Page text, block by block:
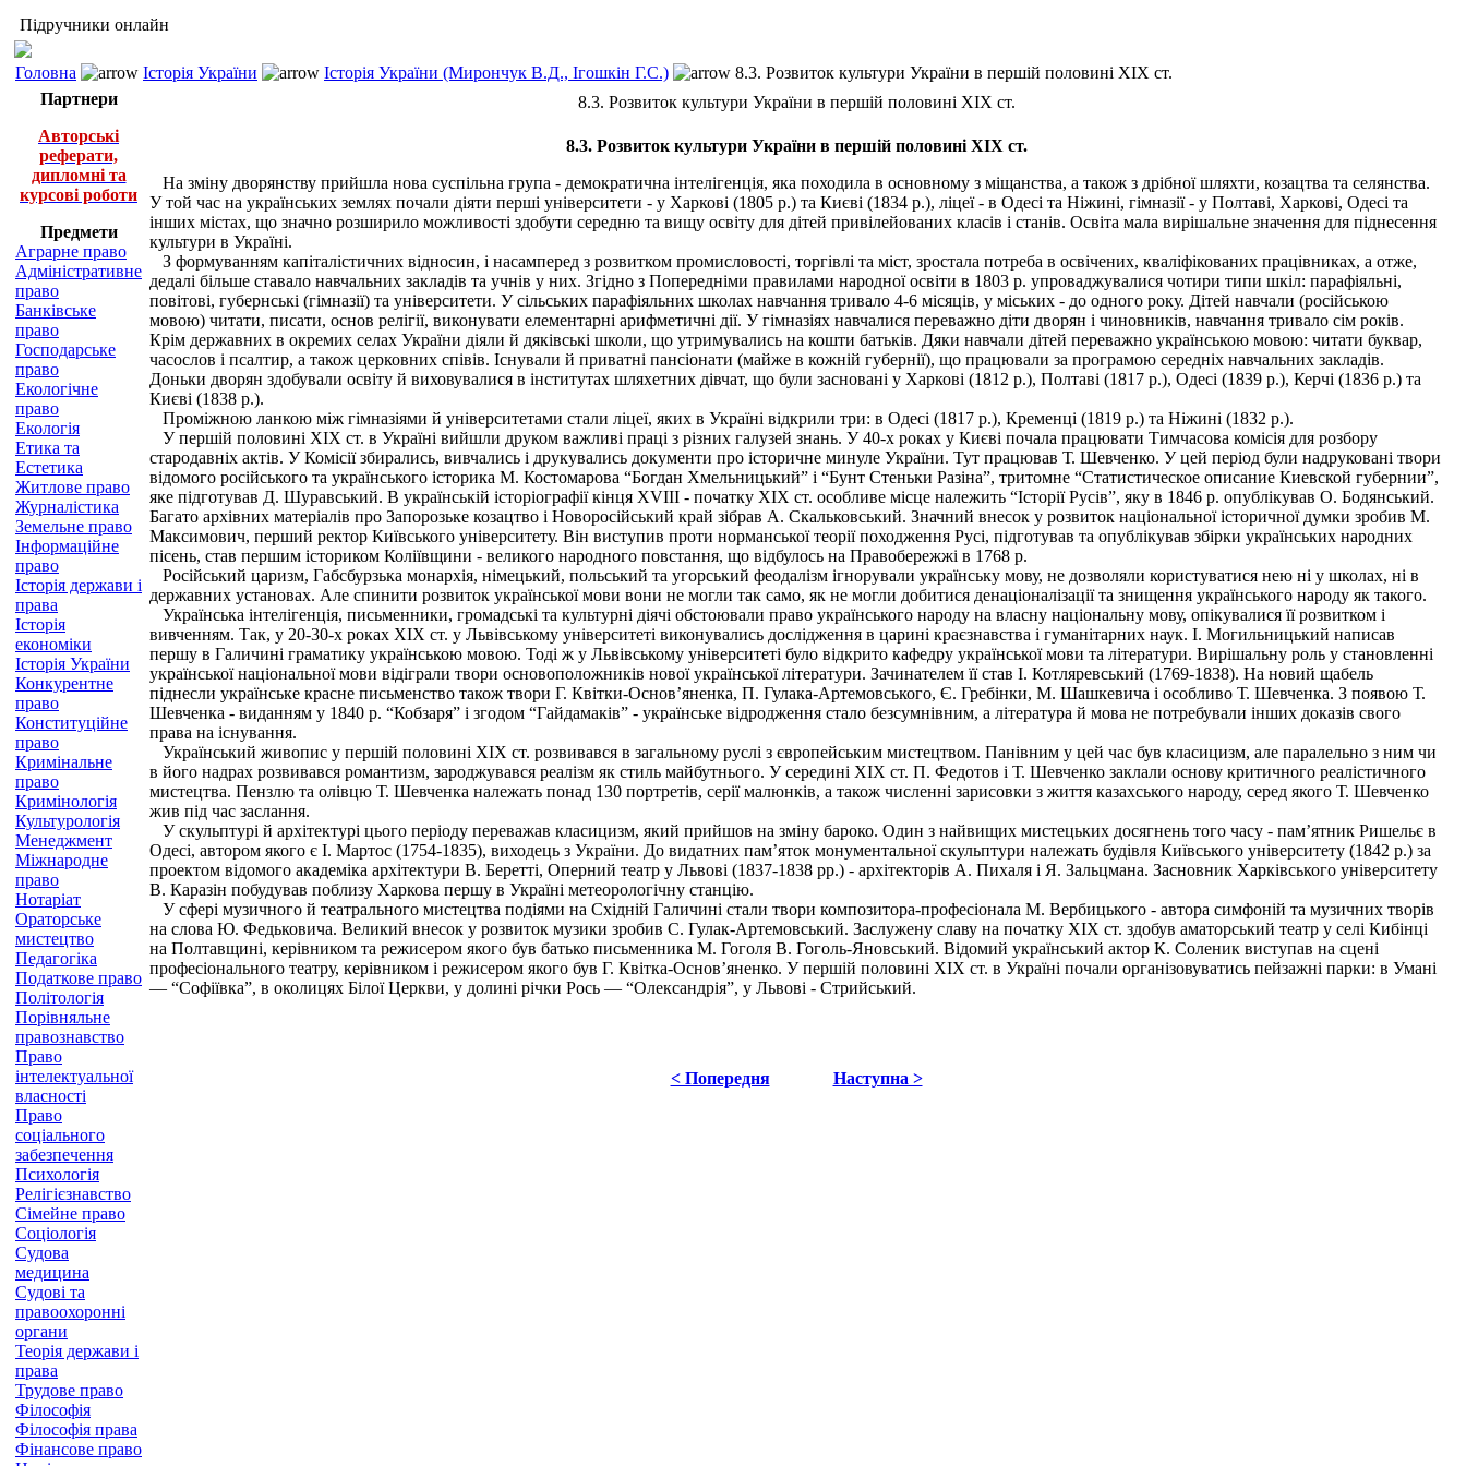
Підручники онлайн
Головна Історія України Історія України (Мирончук В.Д., Ігошкін Г.С.)
8.3. Розвиток культури України в першій половині ХІХ ст.
Партнери
Авторські
реферати,
дипломні та
курсові роботи
Предмети
Аграрне право
Адміністративне
право
Банківське
право
Господарське
право
Екологічне
право
Екологія
Етика та
Естетика
Житлове право
Журналістика
Земельне право
Інформаційне
право
Історія держави і
права
Історія
економіки
Історія України
Конкурентне
право
Конституційне
право
Кримінальне
право
Кримінологія
Культурологія
Менеджмент
Міжнародне
право
Нотаріат
Ораторське
мистецтво
Педагогіка
Податкове право
Політологія
Порівняльне
правознавство
Право
інтелектуальної
власності
Право
соціального
забезпечення
Психологія
Релігієзнавство
Сімейне право
Соціологія
Судова
медицина
Судові та
правоохоронні
органи
Теорія держави і
права
Трудове право
Філософія
Філософія права
Фінансове право
8.3. Розвиток культури України в першій половині ХІХ ст.
8.3. Розвиток культури України в першій половині ХІХ ст.
На зміну дворянству прийшла нова суспільна група - демократична інтелігенція, яка походила в основному з міщанства, а також з дрібної шляхти, козацтва та селянства.
У той час на українських землях почали діяти перші університети - у Харкові (1805 р.) та Києві (1834 p.), ліцеї - в Одесі та Ніжині, гімназії - у Полтаві, Харкові, Одесі та
інших містах, що значно розширило можливості здобути середню та вищу освіту для дітей привілейованих класів і станів. Освіта мала вирішальне значення для піднесення
культури в Україні.
З формуванням капіталістичних відносин, і насамперед з розвитком промисловості, торгівлі та міст, зростала потреба в освічених, кваліфікованих працівниках, а отже,
дедалі більше ставало навчальних закладів та учнів у них. Згідно з Попередніми правилами народної освіти в 1803 р. упроваджувалися чотири типи шкіл: парафіяльні,
повітові, губернські (гімназії) та університети. У сільських парафіяльних школах навчання тривало 4-6 місяців, у міських - до одного року. Дітей навчали (російською
мовою) читати, писати, основ релігії, виконувати елементарні арифметичні дії. У гімназіях навчалися переважно діти дворян і чиновників, навчання тривало сім років.
Крім державних в окремих селах України діяли й дяківські школи, що утримувались на кошти батьків. Дяки навчали дітей переважно українською мовою: читати буквар,
часослов і псалтир, а також церковних співів. Існували й приватні пансіонати (майже в кожній губернії), що працювали за програмою середніх навчальних закладів.
Доньки дворян здобували освіту й виховувалися в інститутах шляхетних дівчат, що були засно­вані у Харкові (1812 p.), Полтаві (1817 p.), Одесі (1839 p.), Керчі (1836 р.) та
Києві (1838 p.).
Проміжною ланкою між гімназіями й університетами стали ліцеї, яких в Україні відкрили три: в Одесі (1817 p.), Кременці (1819 р.) та Ніжині (1832 p.).
У першій половині XIX ст. в Україні вийшли друком важливі праці з різних галузей знань. У 40-х роках у Києві почала працювати Тимчасова комісія для розбору
стародавніх актів. У Комісії збирались, вивчались і друкувались документи про історичне минуле України. Тут працював Т. Шевченко. У цей період були надруковані твори
відомого російського та українського історика М. Костомаро­ва “Богдан Хмельницький” і “Бунт Стеньки Разіна”, тритомне “Статистическое описание Киевской губернии”,
яке підготував Д. Шуравський. В українській історіографії кінця XVIII - початку XIX ст. особливе місце належить “Історії Русів”, яку в 1846 р. опублікував О. Бодянський.
Багато архівних матеріалів про Запорозьке козацтво і Новоросійський край зібрав А. Скальковський. Значний внесок у розвиток національної історичної думки зробив М.
Максимович, перший ректор Київського університету. Він виступив проти норманської теорії походження Русі, підготував та опублікував збірки українських народних
пісень, став першим істориком Коліївщини - великого народного повстання, що відбулось на Правобережжі в 1768 р.
Російський царизм, Габсбурзька монархія, німецький, польський та угорський феодалізм ігнорували українську мову, не дозволяли користуватися нею ні у школах, ні в
державних установах. Але спинити розвиток української мови вони не могли так само, як не могли добитися денаціоналізації та знищення українського народу як такого.
Українська інтелігенція, письменники, громадські та культурні діячі обстоювали право українського народу на власну національну мову, опікувалися її розвитком і
вивченням. Так, у 20-30-х роках XIX ст. у Львівському університеті виконувались дослідження в царині краєзнавства і гуманітарних наук. І. Могильницький написав
першу в Галичині граматику українською мовою. Тоді ж у Львів­ському університеті було відкрито кафедру української мови та літератури. Вирішальну роль у становленні
української національної мови відіграли твори основоположників нової української літератури. Зачинателем її став І. Котляревський (1769-1838). На новий щабель
піднесли українське красне письменство також твори Г. Квітки-Основ’яненка, П. Гулака-Артемовського, Є. Гребінки, М. Шашкевича і особливо Т. Шевченка. З появою Т.
Шевченка - виданням у 1840 р. “Кобзаря” і згодом “Гайдамаків” - українське відродження стало безсумнівним, а література й мова не потребували інших доказів сво­го
права на існування.
Український живопис у першій половині XIX ст. розвивався в загальному руслі з європейським мистецтвом. Панівним у цей час був класицизм, але паралельно з ним чи
в його надрах розвивався романтизм, зароджувався реалізм як стиль майбутнього. У середині XIX ст. П. Федотов і Т. Шевченко заклали основу критичного реалістичного
мистецтва. Пензлю та олівцю Т. Шевченка належать понад 130 портретів, серії малюнків, а також численні зарисовки з життя казахського народу, серед якого Т. Шевченко
жив під час заслання.
У скульптурі й архітектурі цього періоду переважав класицизм, який прийшов на зміну бароко. Один з найвищих мистецьких досягнень того часу - пам’ятник Ришельє в
Одесі, автором якого є І. Мартос (1754-1835), виходець з України. До видатних пам’яток монументальної скульптури належать будівля Київського університету (1842 р.) за
проектом відомого академіка архітектури В. Беретті, Оперний театр у Львові (1837-1838 pp.) - архітекторів А. Пихаля і Я. Зальцмана. Засновник Харківського університету
В. Каразін побудував по­близу Харкова першу в Україні метеорологічну станцію.
У сфері музичного й театрального мистецтва подіями на Східній Галичині стали твори композитора-професіонала М. Вербицького - автора симфоній та музичних творів
на слова Ю. Федьковича. Великий внесок у розвиток музики зробив С. Гулак-Артемовський. Заслужену славу на початку XIX ст. здобув аматорський театр у селі Кибінці
на Полтавщині, керівником та режисером якого був батько письменника М. Гоголя В. Гоголь-Яновський. Відомий український актор К. Соленик виступав на сцені
професіонального театру, керівником і режисером якого був Г. Квітка-Основ’яненко. У першій половині XIX ст. в Україні почали організовуватись пейзажні парки: в Умані
— “Софіївка”, в околицях Білої Церкви, у долині річки Рось — “Олександрія”, у Львові - Стрийський.
< Попередня Наступна >